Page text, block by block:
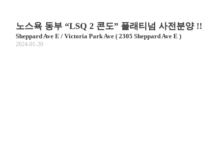
노스욕 동부 “LSQ 2 콘도” 플래티넘 사전분양 !!
Sheppard Ave E / Victoria Park Ave ( 2305 Sheppard Ave E )
2024-01-20